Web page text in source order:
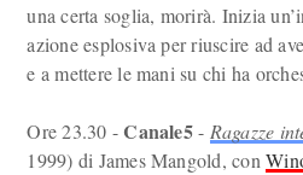
una certa soglia, morirà. Inizia
azione esplosiva per riuscire ad
e a mettere le mani su chi ha
Ore 23.30 -Canale5- Ragazze
1999) di James Mangold, con